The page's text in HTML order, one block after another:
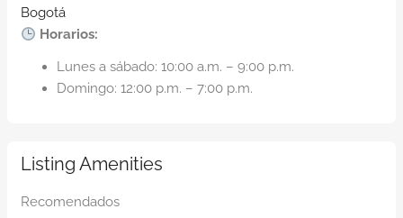
Bogotá
Horarios:
Lunes a sábado: 10:00 a.m. – 9:00 p.m.
Domingo: 12:00 p.m. – 7:00 p.m.
Listing Amenities
Recomendados